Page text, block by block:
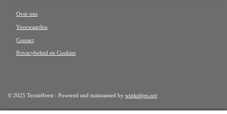
Over ons
Voorwaarden
Contact
Privacybeleid en Cookies
© 2025 Textielfeest - Powered and maintained bywinkeltjes.net